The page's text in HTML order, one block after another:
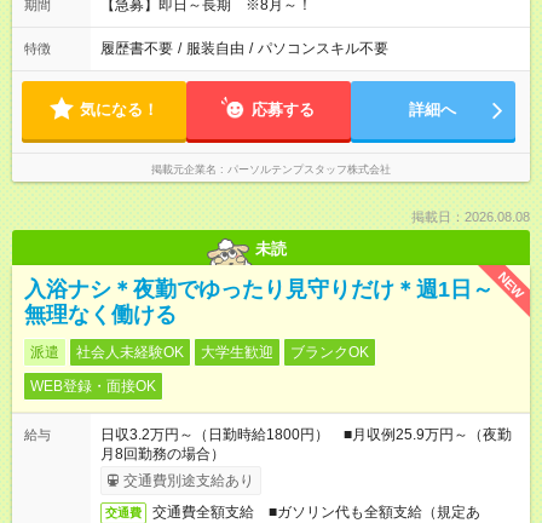
期間 【急募】即日～長期 ※8月～！
特徴 履歴書不要 / 服装自由 / パソコンスキル不要
気になる！ 応募する 詳細へ
掲載元企業名 パーソルテンプスタッフ株式会社
掲載日：2026.08.08
未読
NEW
入浴ナシ＊夜勤でゆったり見守りだけ＊週1日～
無理なく働ける
派遣 社会人未経験OK 大学生歓迎
ブランクOK
WEB登録・面接OK
給与
日収3.2万円～（日勤時給1800円） ■月収例25.9万円～（夜勤
月8回勤務の場合）
交通費別途支給あり
交通費
交通費全額支給 ■ガソリン代も全額支給（規定あ